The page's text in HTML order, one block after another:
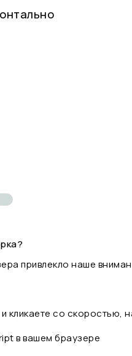
привлекло наше
кликаете со
в вашем браузере